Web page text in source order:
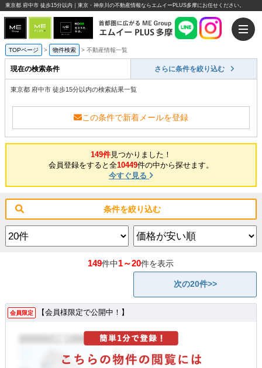
東京都 府中市 徒歩15分以内｜東京・神奈川の不動産情報ならエムイーPLUS多摩にお任せください。
TOPページ > 物件検索 > 不動産情報一覧
現在の検索条件 さらに条件を絞り込む
東京都 府中市 徒歩15分以内の検索結果一覧
この条件で新着メールを登録
149件見つかりました！
会員登録をすると全10449件の中から探せます。
今すぐ見る
条件を絞り込む
149件中1～20件を表示
次の20件>>
会員限定 【会員様限定で公開中！】